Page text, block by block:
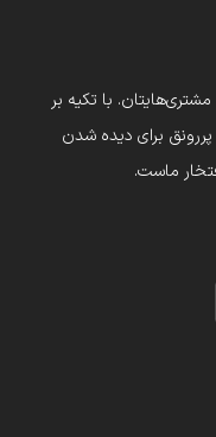
با تکیه بر
برای دیده شدن
ماست.